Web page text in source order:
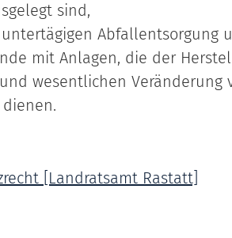
sind,
Abfallentsorgung
mit Anlagen, die der
wesentlichen Veränderung
[Landratsamt Rastatt]